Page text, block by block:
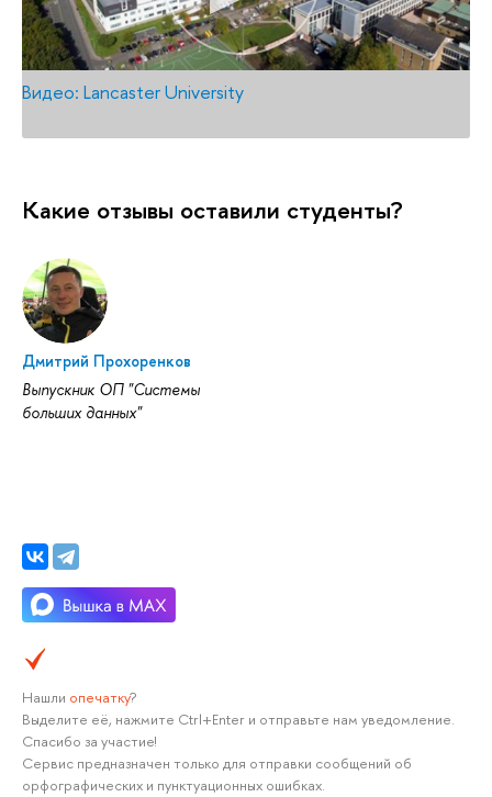
Видео: Lancaster University
Какие отзывы оставили студенты?
Дмитрий Прохоренков
Выпускник ОП "Системы
больших данных"
Нашли опечатку?
Выделите её, нажмите Ctrl+Enter и отправьте нам уведомление.
Спасибо за участие!
Сервис предназначен только для отправки сообщений об
орфографических и пунктуационных ошибках.